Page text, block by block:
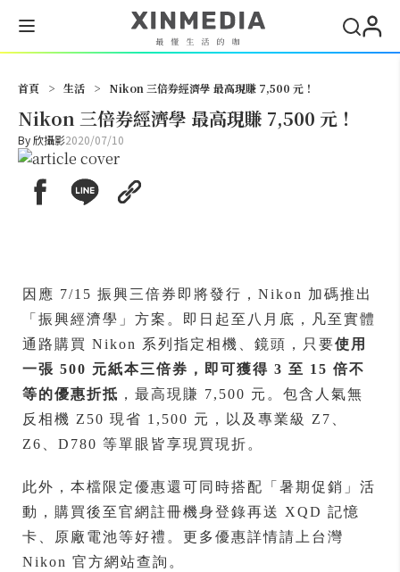
首頁 > 生活 > Nikon 三倍券經濟學 最高現賺 7,500 元！
Nikon 三倍券經濟學 最高現賺 7,500 元！
By欣攝影2020/07/10
因應 7/15 振興三倍券即將發行，Nikon 加碼推出
「振興經濟學」方案。即日起至八月底，凡至實體
通路購買 Nikon 系列指定相機、鏡頭，只要使用
一張 500 元紙本三倍券，即可獲得 3 至 15 倍不
等的優惠折抵 ，最高現賺 7,500 元。包含人氣無
反相機 Z50 現省 1,500 元，以及專業級 Z7、
Z6、D780 等單眼皆享現買現折。
此外，本檔限定優惠還可同時搭配「暑期促銷」活
動，購買後至官網註冊機身登錄再送 XQD 記憶
卡、原廠電池等好禮。更多優惠詳情請上台灣
Nikon 官方網站查詢。